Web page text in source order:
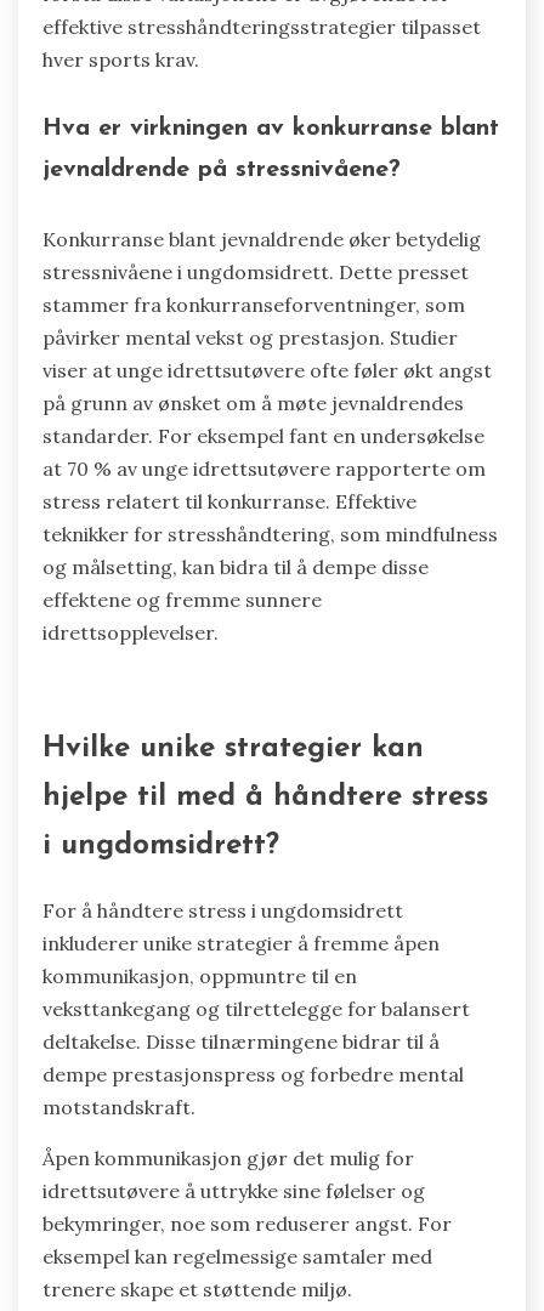
effektive stresshåndteringsstrategier tilpasset
hver sports krav.
Hva er virkningen av konkurranse blant
jevnaldrende på stressnivåene?
Konkurranse blant jevnaldrende øker betydelig
stressnivåene i ungdomsidrett. Dette presset
stammer fra konkurranseforventninger, som
påvirker mental vekst og prestasjon. Studier
viser at unge idrettsutøvere ofte føler økt angst
på grunn av ønsket om å møte jevnaldrendes
standarder. For eksempel fant en undersøkelse
at 70 % av unge idrettsutøvere rapporterte om
stress relatert til konkurranse. Effektive
teknikker for stresshåndtering, som mindfulness
og målsetting, kan bidra til å dempe disse
effektene og fremme sunnere
idrettsopplevelser.
Hvilke unike strategier kan
hjelpe til med å håndtere stress
i ungdomsidrett?
inkluderer unike strategier å fremme åpen
kommunikasjon, oppmuntre til en
veksttankegang og tilrettelegge for balansert
deltakelse. Disse tilnærmingene bidrar til å
dempe prestasjonspress og forbedre mental